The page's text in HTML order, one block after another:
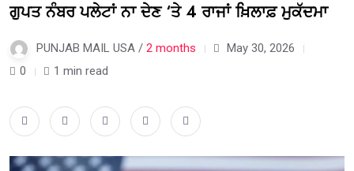
ਗੁਪਤ ਨੰਬਰ ਪਲੇਟਾਂ ਨਾ ਦੇਣ ‘ਤੇ 4 ਰਾਜਾਂ ਖ਼ਿਲਾਫ਼ ਮੁਕੱਦਮਾ
PUNJAB MAIL USA / 2 months
May 30, 2026
0
1 min read